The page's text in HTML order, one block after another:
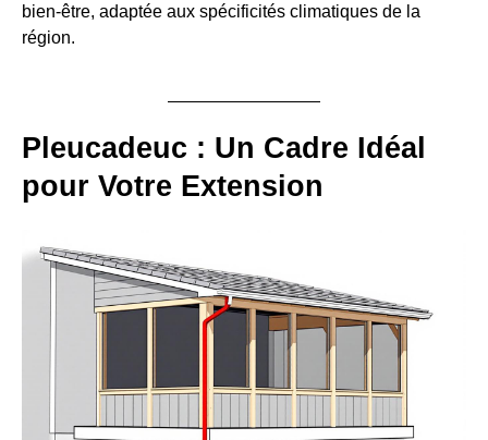
bien-être, adaptée aux spécificités climatiques de la
région.
Pleucadeuc : Un Cadre Idéal
pour Votre Extension